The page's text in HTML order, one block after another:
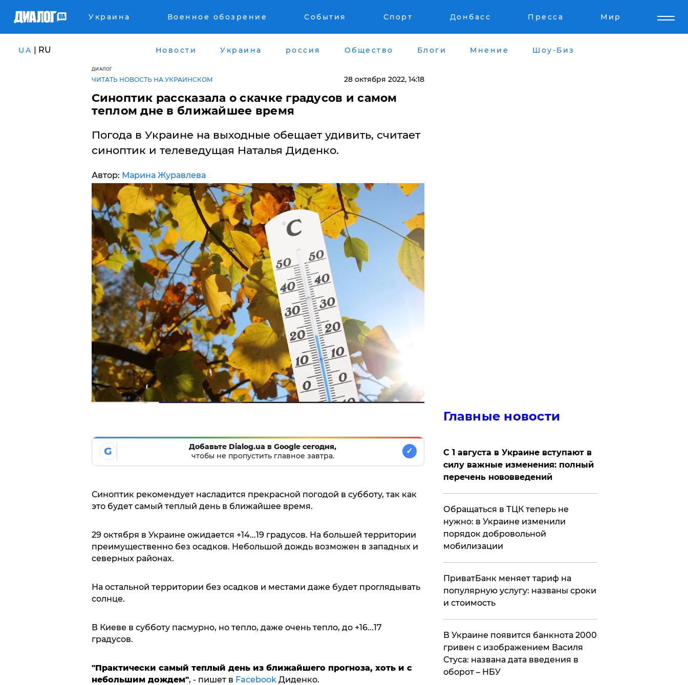
Украина Военное обозрение События Спорт Донбасс Пресса Мир
UA | RU Новости Украина россия Общество Блоги Мнение Шоу-Биз
ДИАЛОГ
ЧИТАТЬ НОВОСТЬ НА УКРАИНСКОМ 28 октября 2022, 14:18
​Синоптик рассказала о скачке градусов и самом
теплом дне в ближайшее время
Погода в Украине на выходные обещает удивить, считает
синоптик и телеведущая Наталья Диденко.
Автор: Марина Журавлева
G
Добавьте Dialog.ua в Google сегодня,
чтобы не пропустить главное завтра.
✓
Синоптик рекомендует насладится прекрасной погодой в субботу, так как
это будет самый теплый день в ближайшее время.
29 октября в Украине ожидается +14...19 градусов. На большей территории
преимущественно без осадков. Небольшой дождь возможен в западных и
северных районах.
На остальной территории без осадков и местами даже будет проглядывать
солнце.
В Киеве в субботу пасмурно, но тепло, даже очень тепло, до +16...17
градусов.
"Практически самый теплый день из ближайшего прогноза, хоть и с
небольшим дождем", - пишет в Facebook Диденко.
Главные новости
С 1 августа в Украине вступают в
силу важные изменения: полный
перечень нововведений
Обращаться в ТЦК теперь не
нужно: в Украине изменили
порядок добровольной
мобилизации
ПриватБанк меняет тариф на
популярную услугу: названы сроки
и стоимость
В Украине появится банкнота 2000
гривен с изображением Василя
Стуса: названа дата введения в
оборот – НБУ